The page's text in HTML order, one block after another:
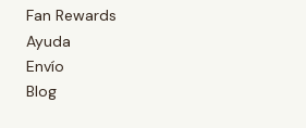
Fan Rewards
Ayuda
Envío
Blog